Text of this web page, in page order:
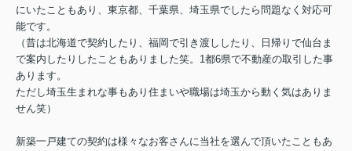
にいたこともあり、東京都、千葉県、埼玉県でしたら問題なく対応可
能です。
（昔は北海道で契約したり、福岡で引き渡ししたり、日帰りで仙台ま
で案内したりしたこともありました笑。1都6県で不動産の取引した事
あります。
ただし埼玉生まれな事もあり住まいや職場は埼玉から動く気はありま
せん笑）
新築一戸建ての契約は様々なお客さんに当社を選んで頂いたこともあ